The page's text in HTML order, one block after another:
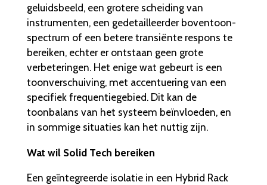
geluidsbeeld, een grotere scheiding van
instrumenten, een gedetailleerder boventoon-
spectrum of een betere transiënte respons te
bereiken, echter er ontstaan geen grote
verbeteringen. Het enige wat gebeurt is een
toonverschuiving, met accentuering van een
specifiek frequentiegebied. Dit kan de
toonbalans van het systeem beïnvloeden, en
in sommige situaties kan het nuttig zijn.
Wat wil Solid Tech bereiken
Een geïntegreerde isolatie in een Hybrid Rack